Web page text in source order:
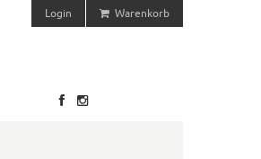
Login Warenkorb